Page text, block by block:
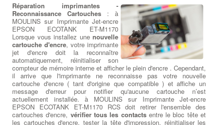
Réparation imprimantes -
Reconnaissance Cartouches : à
MOULINS sur Imprimante Jet-encre
EPSON ECOTANK ET-M1170
Lorsque vous installez une nouvelle
cartouche d'encre, votre imprimante
jet d'encre doit la reconnaître
automatiquement, réinitialiser son
compteur de mémoire interne et afficher le plein d'encre . Cependant,
il arrive que l'imprimante ne reconnaisse pas votre nouvelle
cartouche d'encre ( tant d'origine que compatible ) et affiche un
message d'erreur pour notifier qu'aucune cartouche n’est
actuellement installée. à MOULINS sur Imprimante Jet-encre
EPSON ECOTANK ET-M1170 RCS doit retirer l'ensemble des
cartouches d'encre, vérifier tous les contactsentre le bloc tête et
les cartouches d'encre, tester la tête d'impression, réinitialiser les